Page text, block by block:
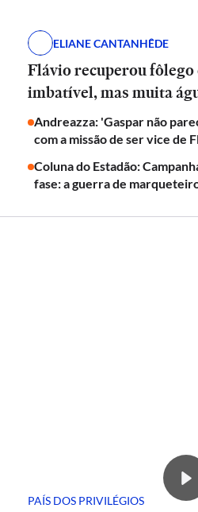
ELIANE CANTANHÊDE
Flávio recuperou fôlego
imbatível, mas muita
Andreazza: 'Gaspar não
com a missão de ser vice de
Coluna do Estadão:
fase: a guerra de
PAÍS DOS PRIVILÉGIOS